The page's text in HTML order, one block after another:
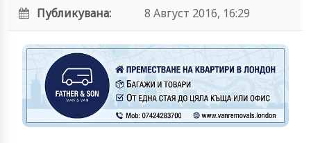
Публикувана:
8 Август 2016, 16:29